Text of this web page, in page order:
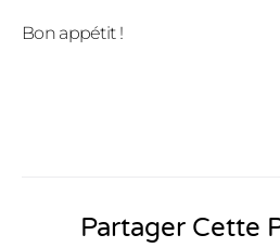
Bon appétit !
Partager Cette